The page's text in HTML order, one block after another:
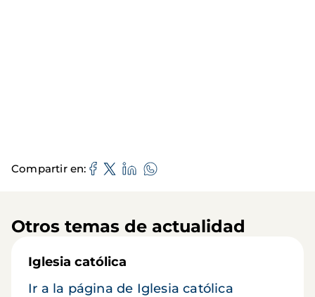
Compartir en
Otros temas de actualidad
Iglesia católica
Ir a la página de Iglesia católica